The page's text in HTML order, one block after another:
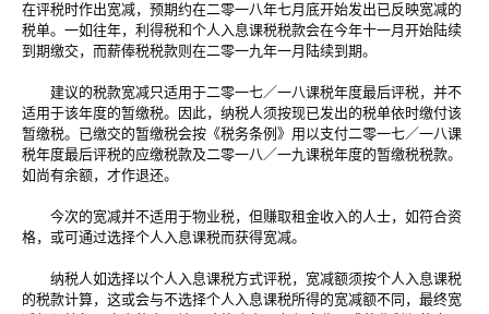
在评税时作出宽减，预期约在二零一八年七月底开始发出已反映宽减的
税单。一如往年，利得税和个人入息课税税款会在今年十一月开始陆续
到期缴交，而薪俸税税款则在二零一九年一月陆续到期。
建议的税款宽减只适用于二零一七／一八课税年度最后评税，并不
适用于该年度的暂缴税。因此，纳税人须按现已发出的税单依时缴付该
暂缴税。已缴交的暂缴税会按《税务条例》用以支付二零一七／一八课
税年度最后评税的应缴税款及二零一八／一九课税年度的暂缴税税款。
如尚有余额，才作退还。
今次的宽减并不适用于物业税，但赚取租金收入的人士，如符合资
格，或可通过选择个人入息课税而获得宽减。
纳税人如选择以个人入息课税方式评税，宽减额须按个人入息课税
的税款计算，这或会与不选择个人入息课税所得的宽减额不同，最终宽